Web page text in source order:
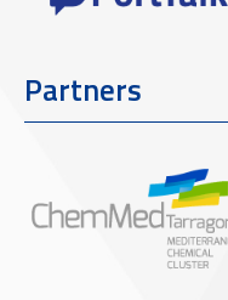
Partners